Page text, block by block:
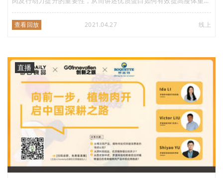
科学原理，并为观众呈现一系列有助于客户研发创新的应用方案及产
品介绍。4月27日15:00-16:00，记得准时来听哦~
查看回放 2021.04.27 线上
直播